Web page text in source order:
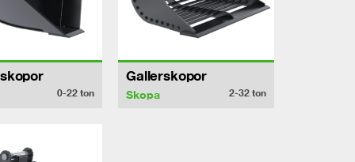
0-22ton
Gallerskopor
Skopa 2-32 ton